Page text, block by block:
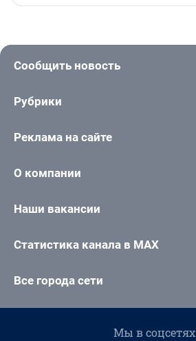
Сообщить новость
Рубрики
Реклама на сайте
О компании
Наши вакансии
Статистика канала в MAX
Все города сети
Мы в соцсетях